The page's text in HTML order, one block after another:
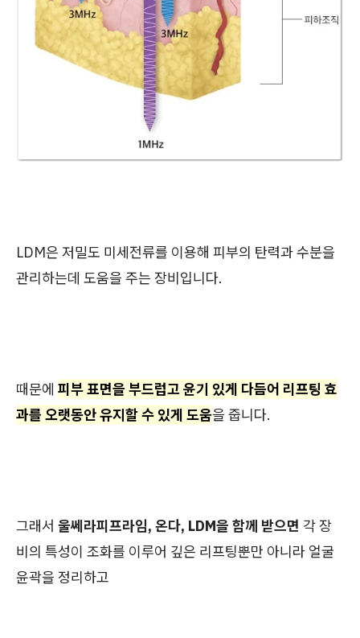
LDM은 저밀도 미세전류를 이용해 피부의 탄력과 수분을
관리하는데 도움을 주는 장비입니다.
때문에 피부 표면을 부드럽고 윤기 있게 다듬어 리프팅 효
과를 오랫동안 유지할 수 있게 도움을 줍니다.
그래서 울쎄라피프라임, 온다, LDM을 함께 받으면 각 장
비의 특성이 조화를 이루어 깊은 리프팅뿐만 아니라 얼굴
윤곽을 정리하고